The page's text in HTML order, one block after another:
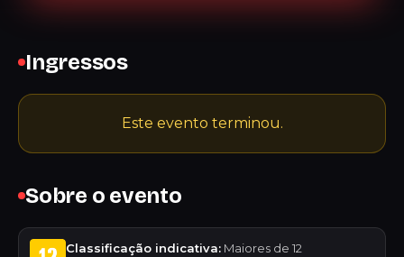
Sobre o evento
Classificação indicativa: Maiores de 12
Ingressos
Este evento terminou.